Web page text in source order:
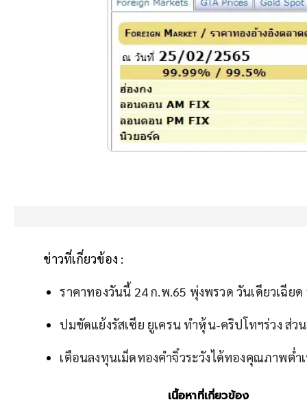
ข่าวที่เกี่ยวข้อง :
ราคาทองวันนี้ 24 ก.พ.65 พุ่งพรวด วันเดียวเฉีย
ปมขัดแย้งรัสเซีย ยูเครน ทำหุ้น-คริปโทฯร่วง ส่
เตือนลงทุนเม็ดทองคำจิ๋วระวังได้ทองคุณภาพต่ำ
เนื้อหาที่เกี่ยวข้อง